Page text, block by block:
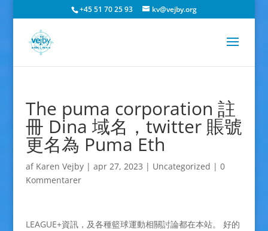
+45 51 70 25 93 kv@vejby.org
The puma corporation 註
冊 Dina 域名，twitter 賬號
更名為 Puma Eth
af Karen Vejby| apr 27, 2023 | Uncategorized | 0
Kommentarer
LEAGUE+資訊，及各種籃球運動相關討論都在本站。 好的